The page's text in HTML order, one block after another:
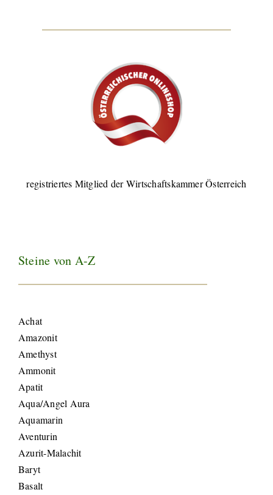
registriertes Mitglied der Wirtschaftskammer Österreich
Steine von A-Z
Achat
Amazonit
Amethyst
Ammonit
Apatit
Aqua/Angel Aura
Aquamarin
Aventurin
Azurit-Malachit
Baryt
Basalt